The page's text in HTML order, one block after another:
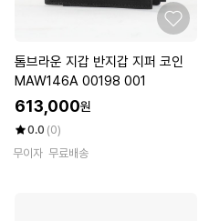
톰브라운 지갑 반지갑 지퍼 코인
MAW146A 00198 001
613,000원
0.0 (0)
무이자 무료배송